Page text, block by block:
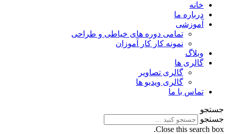
خانه
درباره ما
آموزشی
تمامی دوره های خیاطی و طراحی
نمونه کار کار آموزان
وبلاگ
گالری ها
گالری تصاویر
گالری ویدیو ها
تماس با ما
جستجو
جستجو
Close this search box.